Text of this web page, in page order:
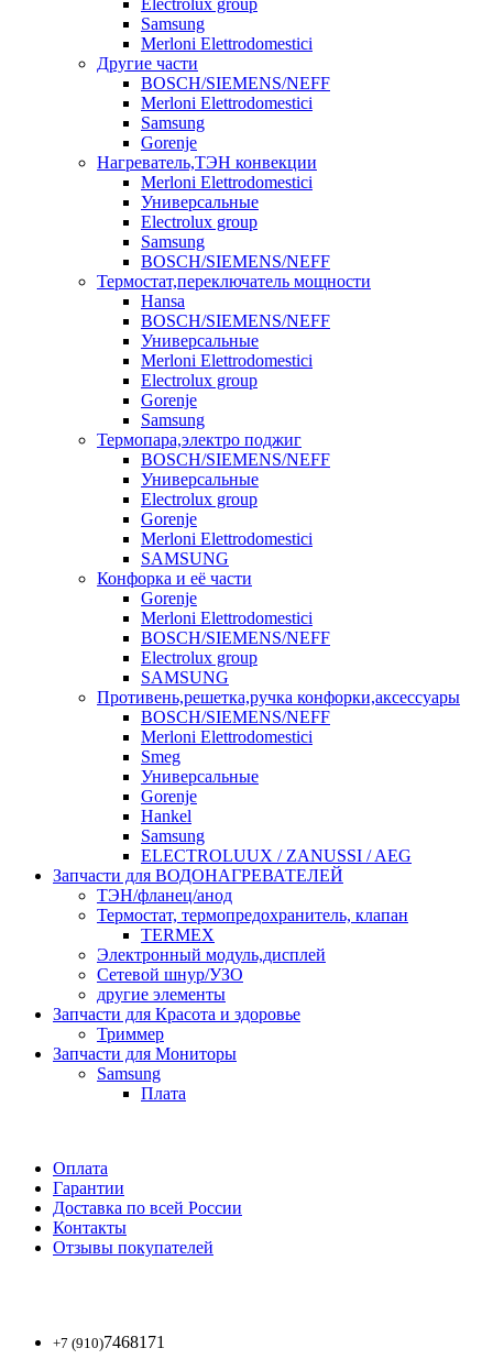
Electrolux group
Samsung
Merloni Elettrodomestici
Другие части
BOSCH/SIEMENS/NEFF
Merloni Elettrodomestici
Samsung
Gorenje
Нагреватель,ТЭН конвекции
Merloni Elettrodomestici
Универсальные
Electrolux group
Samsung
BOSCH/SIEMENS/NEFF
Термостат,переключатель мощности
Hansa
BOSCH/SIEMENS/NEFF
Универсальные
Merloni Elettrodomestici
Electrolux group
Gorenje
Samsung
Термопара,электро поджиг
BOSCH/SIEMENS/NEFF
Универсальные
Electrolux group
Gorenje
Merloni Elettrodomestici
SAMSUNG
Конфорка и её части
Gorenje
Merloni Elettrodomestici
BOSCH/SIEMENS/NEFF
Electrolux group
SAMSUNG
Противень,решетка,ручка конфорки,аксессуары
BOSCH/SIEMENS/NEFF
Merloni Elettrodomestici
Smeg
Универсальные
Gorenje
Hankel
Samsung
ELECTROLUUX / ZANUSSI / AEG
Запчасти для ВОДОНАГРЕВАТЕЛЕЙ
ТЭН/фланец/анод
Термостат, термопредохранитель, клапан
TERMEX
Электронный модуль,дисплей
Сетевой шнур/УЗО
другие элементы
Запчасти для Красота и здоровье
Триммер
Запчасти для Мониторы
Samsung
Плата
Оплата
Гарантии
Доставка по всей России
Контакты
Отзывы покупателей
+7 (910)7468171